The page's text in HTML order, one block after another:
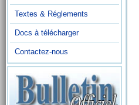
Textes & Réglements
Docs à télécharger
Contactez-nous